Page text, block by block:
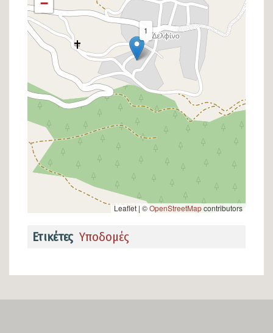
1
−
Leaflet | ©OpenStreetMapcontributors
Ετικέτες Υποδομές